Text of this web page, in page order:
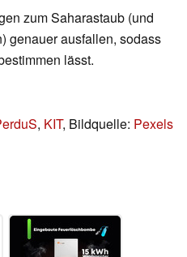
zum Saharastaub (und
genauer ausfallen, sodass
lässt.
, KIT, Bildquelle: Pexels